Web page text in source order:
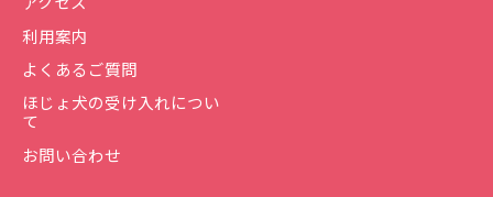
利用案内
よくあるご質問
ほじょ犬の受け入れについ
て
お問い合わせ